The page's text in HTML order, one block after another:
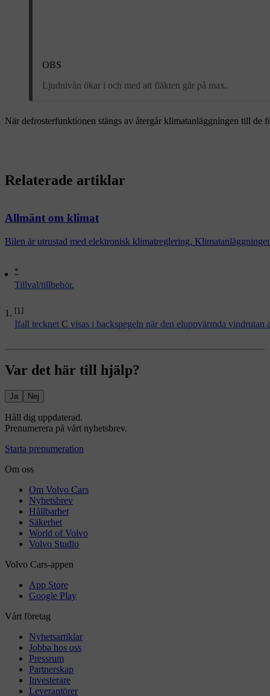
OBS
Ljudnivån ökar i och med att fläkten går på max.
När defrosterfunktionen stängs av återgår klimatanläggningen till de
*
Tillval/tillbehör.
[1]
Ifall tecknet C visas i backspegeln när den eluppvärmda vindrutan
Relaterade artiklar
Allmänt om klimat
Bilen är utrustad med elektronisk klimatreglering.
Var det här till hjälp?
Ja Nej